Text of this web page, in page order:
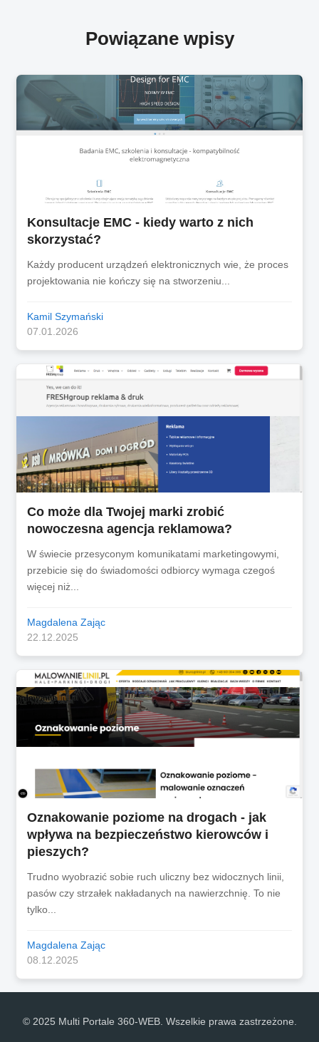
Powiązane wpisy
Konsultacje EMC - kiedy warto z nich
skorzystać?
Każdy producent urządzeń elektronicznych wie, że proces
projektowania nie kończy się na stworzeniu...
Kamil Szymański
07.01.2026
Co może dla Twojej marki zrobić
nowoczesna agencja reklamowa?
W świecie przesyconym komunikatami marketingowymi,
przebicie się do świadomości odbiorcy wymaga czegoś
więcej niż...
Magdalena Zając
22.12.2025
Oznakowanie poziome na drogach - jak
wpływa na bezpieczeństwo kierowców i
pieszych?
Trudno wyobrazić sobie ruch uliczny bez widocznych linii,
pasów czy strzałek nakładanych na nawierzchnię. To nie
tylko...
Magdalena Zając
08.12.2025
© 2025 Multi Portale 360-WEB. Wszelkie prawa zastrzeżone.